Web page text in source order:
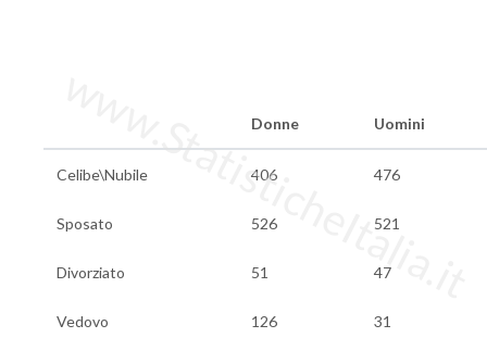
Donne Uomini
Celibe\Nubile 406 476
Sposato 526 521
Divorziato 51 47
Vedovo 126 31
www.StatisticheItalia.it